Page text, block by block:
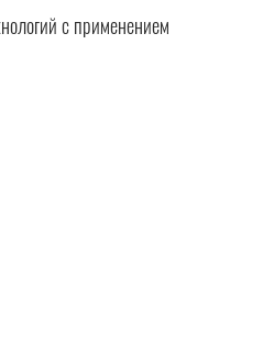
с применением